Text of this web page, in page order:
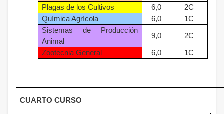
Plagas de los Cultivos 6,0
2C
Química Agrícola
6,0
1C
Sistemas de Producción
Animal
9,0 2C
Zootecnia General 6,0 1C
CUARTO CURSO